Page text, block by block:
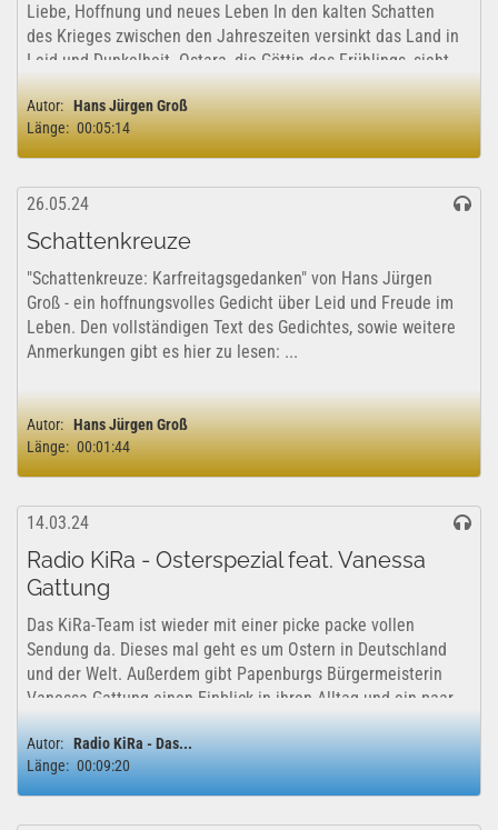
Liebe, Hoffnung und neues Leben In den kalten Schatten
des Krieges zwischen den Jahreszeiten versinkt das Land in
Leid und Dunkelheit. Ostara, die Göttin des Frühlings, sieht
die Not der Menschen...
Autor: Hans Jürgen Groß
Länge: 00:05:14
26.05.24
Schattenkreuze
"Schattenkreuze: Karfreitagsgedanken" von Hans Jürgen
Groß - ein hoffnungsvolles Gedicht über Leid und Freude im
Leben. Den vollständigen Text des Gedichtes, sowie weitere
Anmerkungen gibt es hier zu lesen: ...
Autor: Hans Jürgen Groß
Länge: 00:01:44
14.03.24
Radio KiRa - Osterspezial feat. Vanessa
Gattung
Das KiRa-Team ist wieder mit einer picke packe vollen
Sendung da. Dieses mal geht es um Ostern in Deutschland
und der Welt. Außerdem gibt Papenburgs Bürgermeisterin
Vanessa Gattung einen Einblick in ihren Alltag und ein paar
Tipps für die Osterferien. Zum...
Autor: Radio KiRa - Das...
Länge: 00:09:20